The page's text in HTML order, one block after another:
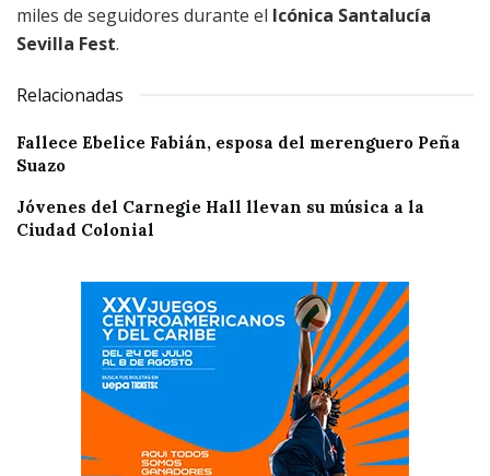
miles de seguidores durante el Icónica Santalucía
Sevilla Fest.
Relacionadas
Fallece Ebelice Fabián, esposa del merenguero Peña
Suazo
Jóvenes del Carnegie Hall llevan su música a la
Ciudad Colonial